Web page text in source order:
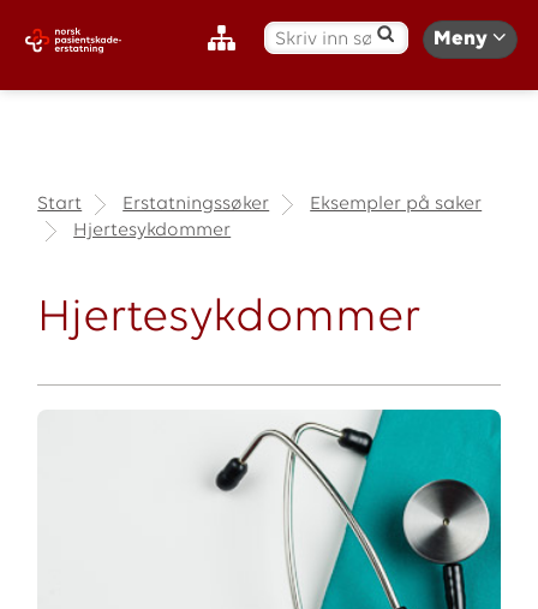
S
k
Meny
Start Erstatningssøker
Eksempler på saker
Hjertesykdommer
Hjertesykdommer